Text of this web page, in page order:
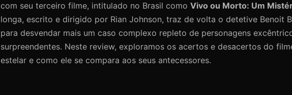
com seu terceiro filme, intitulado no Brasil como Vivo ou Morto: Um
longa, escrito e dirigido por Rian Johnson, traz de volta o detetive Benoit
para desvendar mais um caso complexo repleto de personagens
surpreendentes. Neste review, exploramos os acertos e desacertos do
estelar e como ele se compara aos seus antecessores.